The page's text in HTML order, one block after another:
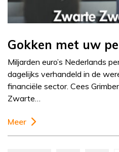
Gokken met uw
Miljarden euro’s Nederlands
dagelijks verhandeld in de
financiële sector. Cees
Zwarte…
Meer